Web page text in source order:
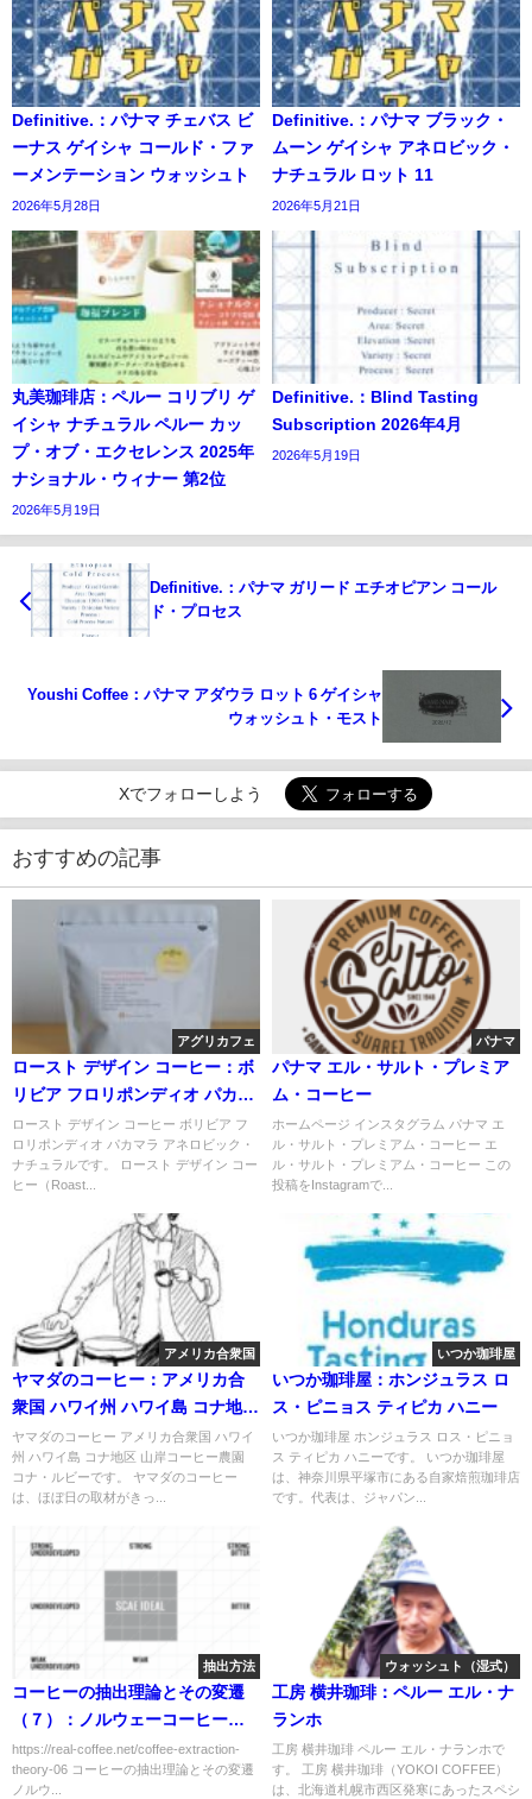
Definitive.：パナマ チェバス ビ
ーナス ゲイシャ コールド・ファ
ーメンテーション ウォッシュト
2026年5月28日
Definitive.：パナマ ブラック・
ムーン ゲイシャ アネロビック・
ナチュラル ロット 11
2026年5月21日
丸美珈琲店：ペルー コリブリ ゲ
イシャ ナチュラル ペルー カッ
プ・オブ・エクセレンス 2025年
ナショナル・ウィナー 第2位
2026年5月19日
Definitive.：Blind Tasting
Subscription 2026年4月
2026年5月19日
Definitive.：パナマ ガリード エチオピアン コール
ド・プロセス
Youshi Coffee：パナマ アダウラ ロット 6 ゲイシャ
ウォッシュト・モスト
Xでフォローしよう
おすすめの記事
アグリカフェ
ロースト デザイン コーヒー：ボ
リビア フロリポンディオ パカマ
ラ アネロビック・ナチュラル
ロースト デザイン コーヒー ボリビア フ
ロリポンディオ パカマラ アネロビック・
ナチュラルです。 ロースト デザイン コー
ヒー（Roast...
パナマ
パナマ エル・サルト・プレミア
ム・コーヒー
ホームページ インスタグラム パナマ エ
ル・サルト・プレミアム・コーヒー エ
ル・サルト・プレミアム・コーヒー この
投稿をInstagramで...
アメリカ合衆国
ヤマダのコーヒー：アメリカ合
衆国 ハワイ州 ハワイ島 コナ地区
山岸コーヒー農園 コナ・ルビー
ヤマダのコーヒー アメリカ合衆国 ハワイ
州 ハワイ島 コナ地区 山岸コーヒー農園
コナ・ルビーです。 ヤマダのコーヒー
は、ほぼ日の取材がきっ...
いつか珈琲屋
いつか珈琲屋：ホンジュラス ロ
ス・ピニョス ティピカ ハニー
いつか珈琲屋 ホンジュラス ロス・ピニョ
ス ティピカ ハニーです。 いつか珈琲屋
は、神奈川県平塚市にある自家焙煎珈琲店
です。代表は、ジャパン...
抽出方法
コーヒーの抽出理論とその変遷
（７）：ノルウェーコーヒー協
会とヨーロッパコーヒー抽出セ
ンター
https://real-coffee.net/coffee-extraction-
theory-06 コーヒーの抽出理論とその変遷
ノルウ...
ウォッシュト（湿式）
工房 横井珈琲：ペルー エル・ナ
ランホ
工房 横井珈琲 ペルー エル・ナランホで
す。 工房 横井珈琲（YOKOI COFFEE）
は、北海道札幌市西区発寒にあったスペシ